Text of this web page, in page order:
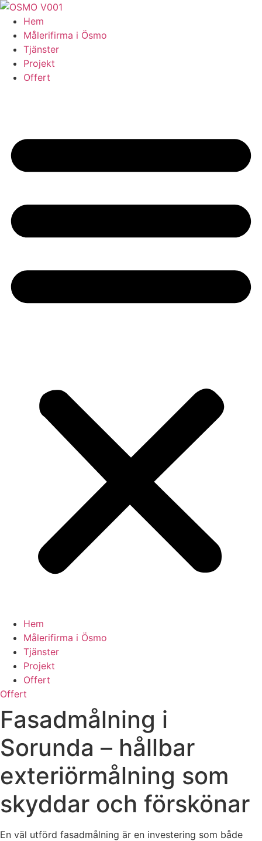
Skip
content
Hem
Målerifirma i Ösmo
Tjänster
Projekt
Offert
Hem
Målerifirma i Ösmo
Tjänster
Projekt
Offert
Offert
Fasadmålning i
Sorunda – hållbar
exteriörmålning som
skyddar och förskönar
En väl utförd fasadmålning är en investering som både